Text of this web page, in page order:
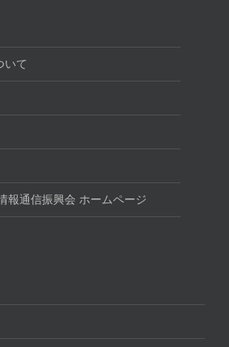
いて
報通信振興会 ホームページ